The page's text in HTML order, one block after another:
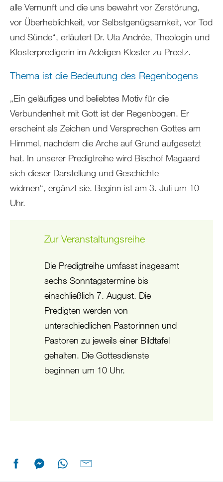
alle Vernunft und die uns bewahrt vor Zerstörung,
vor Überheblichkeit, vor Selbstgenügsamkeit, vor Tod
und Sünde“, erläutert Dr. Uta Andrée, Theologin und
Klosterpredigerin im Adeligen Kloster zu Preetz.
Thema ist die Bedeutung des Regenbogens
„Ein geläufiges und beliebtes Motiv für die
Verbundenheit mit Gott ist der Regenbogen. Er
erscheint als Zeichen und Versprechen Gottes am
Himmel, nachdem die Arche auf Grund aufgesetzt
hat. In unserer Predigtreihe wird Bischof Magaard
sich dieser Darstellung und Geschichte
widmen“, ergänzt sie. Beginn ist am 3. Juli um 10
Uhr.
Zur Veranstaltungsreihe
Die Predigtreihe umfasst insgesamt
sechs Sonntagstermine bis
einschließlich 7. August. Die
Predigten werden von
unterschiedlichen Pastorinnen und
Pastoren zu jeweils einer Bildtafel
gehalten. Die Gottesdienste
beginnen um 10 Uhr.